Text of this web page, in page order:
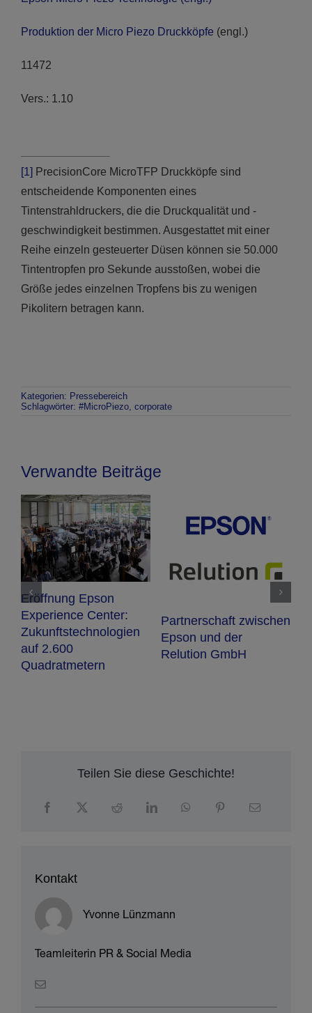
Produktion der Micro Piezo Druckköpfe (engl.)
11472
Vers.: 1.10
[1]
PrecisionCore MicroTFP Druckköpfe sind
entscheidende Komponenten eines
Tintenstrahldruckers, die die Druckqualität und -
geschwindigkeit bestimmen. Ausgestattet mit einer
Reihe einzeln gesteuerter Düsen können sie 50.000
Tintentropfen pro Sekunde ausstoßen, wobei die
Größe jedes einzelnen Tropfens bis zu wenigen
Pikolitern betragen kann.
Kategorien: Pressebereich
Schlagwörter: #MicroPiezo, corporate
Verwandte Beiträge
Eröffnung Epson
Experience Center:
Zukunftstechnologien
auf 2.600
Quadratmetern
Partnerschaft zwischen
Epson und der
Relution GmbH
Teilen Sie diese Geschichte!
Kontakt
Yvonne Lünzmann
Teamleiterin PR & Social Media